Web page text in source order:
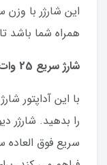
این شارژر با
همراه شما باشد
شارژ سریع 25 وات
با این آداپتور